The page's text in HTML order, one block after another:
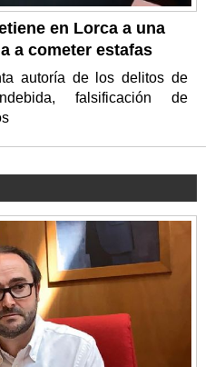
en Lorca a una
a cometer estafas
autoría de los delitos de
falsificación de